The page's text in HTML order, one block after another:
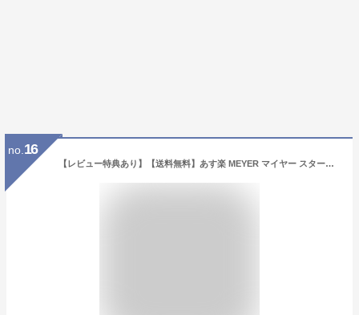
no. 16
【レビュー特典あり】【送料無料】あす楽 MEYER マイヤー スターシェフ フライパンセット28cm ガラス蓋付 MSC3-P28+MN-GF28 フライパン 蓋 IH対応 おすすめ 人気 長持ち 焦げ付かない